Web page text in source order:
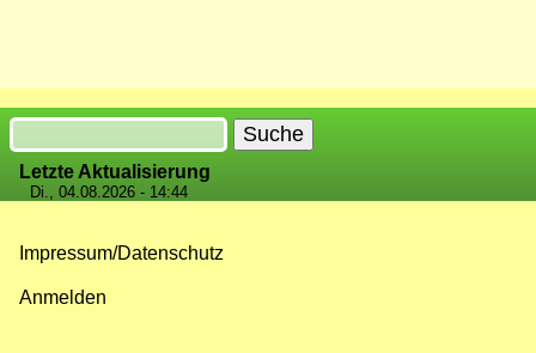
Suche
Letzte Aktualisierung
Di., 04.08.2026 - 14:44
Impressum/Datenschutz
Anmelden